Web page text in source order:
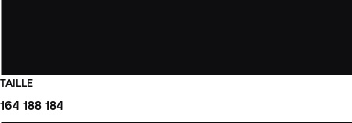
TAILLE
164 188 184